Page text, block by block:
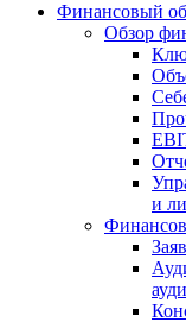
Финансовый
Обзор
и